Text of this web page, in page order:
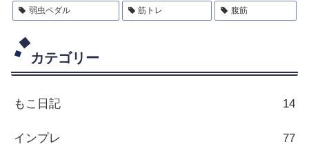
弱虫ペダル 筋トレ 腹筋
カテゴリー
もこ日記 14
インプレ 77